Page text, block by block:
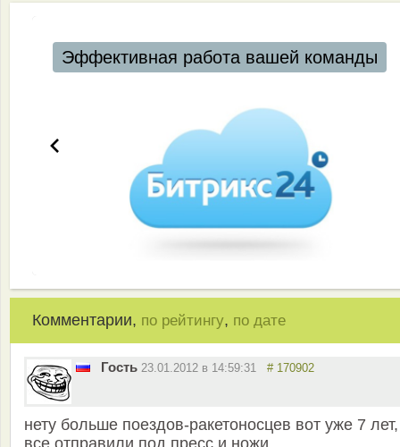
Эффективная работа вашей команды
Комментарии, по рейтингу, по дате
Гость 23.01.2012 в 14:59:31 # 170902
нету больше поездов-ракетоносцев вот уже 7 лет,